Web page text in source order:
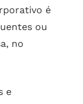
é
ou
no
e